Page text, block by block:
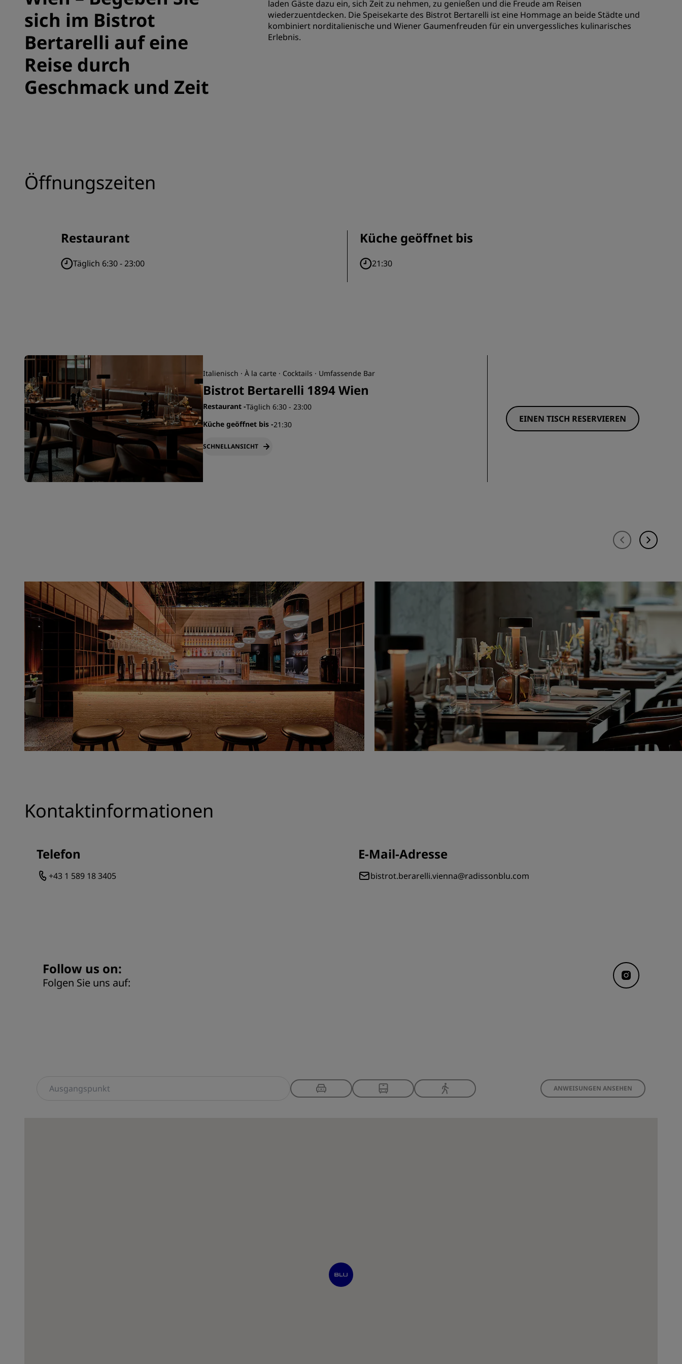
REGISTRIEREN
sich im Bistrot
Bertarelli auf eine
Reise durch
Geschmack und Zeit
laden Gäste dazu ein, sich Zeit zu nehmen, zu genießen und die Freude am Reisen
wiederzuentdecken. Die Speisekarte des Bistrot Bertarelli ist eine Hommage an beide Städte und
kombiniert norditalienische und Wiener Gaumenfreuden für ein unvergessliches kulinarisches
Erlebnis.
Öffnungszeiten
Restaurant
Täglich 6:30 - 23:00
Küche geöffnet bis
21:30
Italienisch · À la carte · Cocktails · Umfassende Bar
Bistrot Bertarelli 1894 Wien
Restaurant -Täglich 6:30 - 23:00
Küche geöffnet bis -21:30
SCHNELLANSICHT
EINEN TISCH RESERVIEREN
Kontaktinformationen
Telefon
+43 1 589 18 3405
E-Mail-Adresse
bistrot.berarelli.vienna@radissonblu.com
Follow us on:
Folgen Sie uns auf:
ANWEISUNGEN ANSEHEN